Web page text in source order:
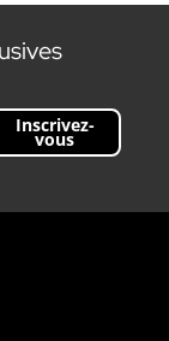
Inscrivez-
vous